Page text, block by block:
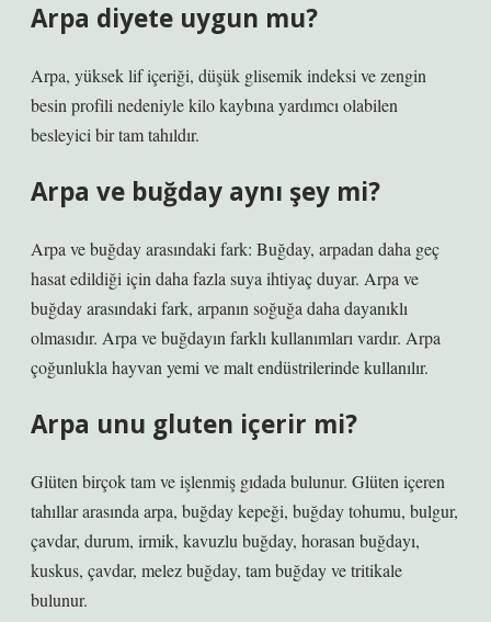
Arpa diyete uygun mu?
Arpa, yüksek lif içeriği, düşük glisemik indeksi ve zengin
besin profili nedeniyle kilo kaybına yardımcı olabilen
besleyici bir tam tahıldır.
Arpa ve buğday aynı şey mi?
Arpa ve buğday arasındaki fark: Buğday, arpadan daha geç
hasat edildiği için daha fazla suya ihtiyaç duyar. Arpa ve
buğday arasındaki fark, arpanın soğuğa daha dayanıklı
olmasıdır. Arpa ve buğdayın farklı kullanımları vardır. Arpa
çoğunlukla hayvan yemi ve malt endüstrilerinde kullanılır.
Arpa unu gluten içerir mi?
Glüten birçok tam ve işlenmiş gıdada bulunur. Glüten içeren
tahıllar arasında arpa, buğday kepeği, buğday tohumu, bulgur,
çavdar, durum, irmik, kavuzlu buğday, horasan buğdayı,
kuskus, çavdar, melez buğday, tam buğday ve tritikale
bulunur.